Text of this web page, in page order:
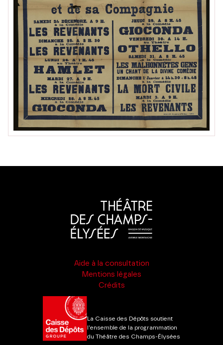
Aide à la consultation
Mentions légales
Crédits
La Caisse des Dépôts soutient
l'ensemble de la programmation
du Théâtre des Champs-Élysées